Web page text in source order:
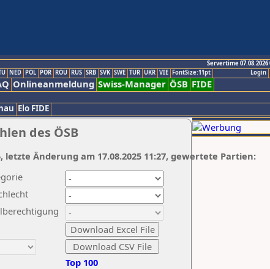
Servertime 07.08.2026
Login
NED POL POR ROU RUS SRB SVK SWE TUR UKR VIE FontSize:11pt
Onlineanmeldung Swiss-Manager ÖSB FIDE
Elo FIDE
des ÖSB
Top 100
letzte Änderung am 17.08.2025 11:27, gewertete Partien: